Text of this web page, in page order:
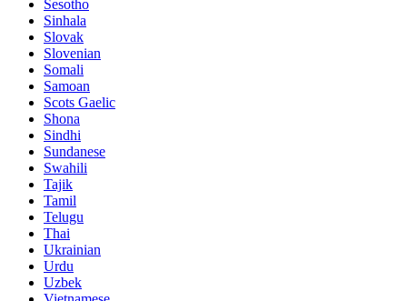
Sesotho
Sinhala
Slovak
Slovenian
Somali
Samoan
Scots Gaelic
Shona
Sindhi
Sundanese
Swahili
Tajik
Tamil
Telugu
Thai
Ukrainian
Urdu
Uzbek